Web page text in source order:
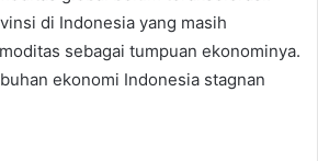
di Indonesia yang masih
sebagai tumpuan ekonominya.
ekonomi Indonesia stagnan